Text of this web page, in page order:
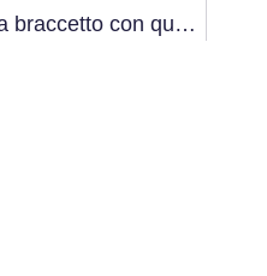
La questione salariale a braccetto con quella per l’occupazione